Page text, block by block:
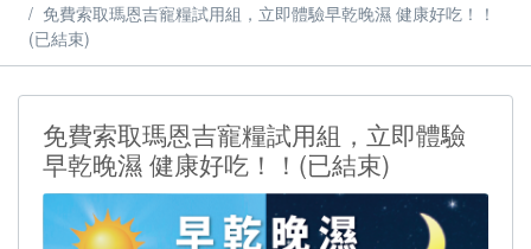
免費索取瑪恩吉寵糧試用組，立即體驗早乾晚濕 健康好吃！！
(已結束)
免費索取瑪恩吉寵糧試用組，立即體驗
早乾晚濕 健康好吃！！(已結束)